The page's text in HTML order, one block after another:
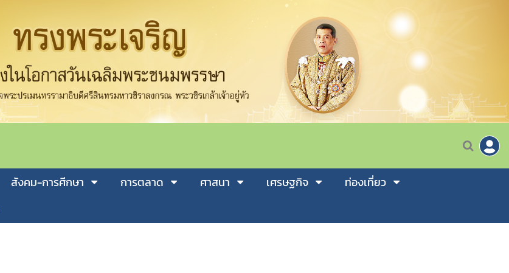
สังคม-การศีกษา การตลาด ศาสนา เศรษฐกิจ
ท่องเที่ยว